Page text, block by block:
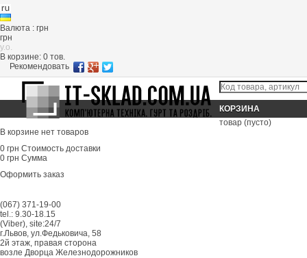
Валюта : грн
грн
y.o.
В корзине: 0 тов.
Рекомендовать
КОРЗИНА
товар (пусто)
В корзине нет товаров
0 грн Стоимость доставки
0 грн Сумма
Оформить заказ
(067) 371-19-00
tel.: 9.30-18.15
(Viber), site:24/7
г.Львов, ул.Федьковича, 58
2й этаж, правая сторона
возле Дворца Железнодорожников